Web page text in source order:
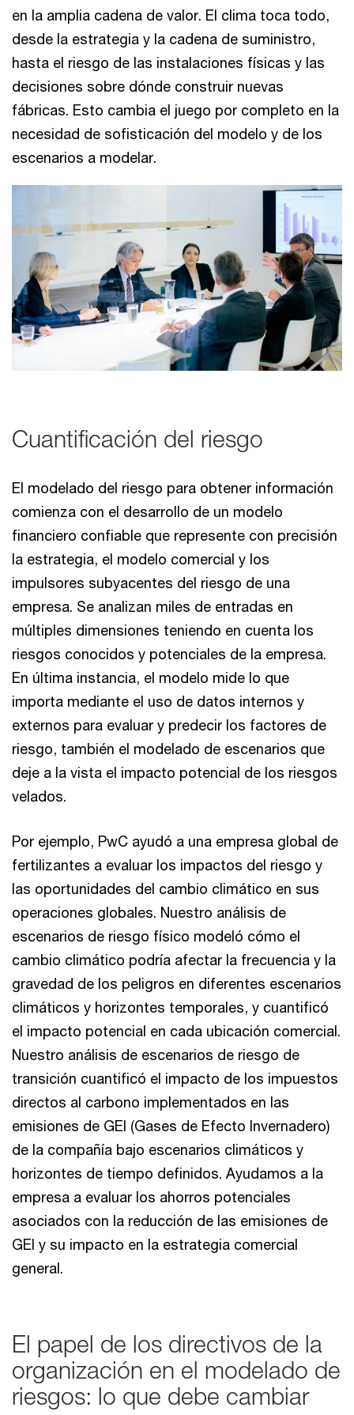
en la amplia cadena de valor. El clima toca todo,
desde la estrategia y la cadena de suministro,
hasta el riesgo de las instalaciones físicas y las
decisiones sobre dónde construir nuevas
fábricas. Esto cambia el juego por completo en la
necesidad de sofisticación del modelo y de los
escenarios a modelar.
Cuantificación del riesgo
El modelado del riesgo para obtener información
comienza con el desarrollo de un modelo
financiero confiable que represente con precisión
la estrategia, el modelo comercial y los
impulsores subyacentes del riesgo de una
empresa. Se analizan miles de entradas en
múltiples dimensiones teniendo en cuenta los
riesgos conocidos y potenciales de la empresa.
En última instancia, el modelo mide lo que
importa mediante el uso de datos internos y
externos para evaluar y predecir los factores de
riesgo, también el modelado de escenarios que
deje a la vista el impacto potencial de los riesgos
velados.
Por ejemplo, PwC ayudó a una empresa global de
fertilizantes a evaluar los impactos del riesgo y
las oportunidades del cambio climático en sus
operaciones globales. Nuestro análisis de
escenarios de riesgo físico modeló cómo el
cambio climático podría afectar la frecuencia y la
gravedad de los peligros en diferentes escenarios
climáticos y horizontes temporales, y cuantificó
el impacto potencial en cada ubicación comercial.
Nuestro análisis de escenarios de riesgo de
transición cuantificó el impacto de los impuestos
directos al carbono implementados en las
emisiones de GEI (Gases de Efecto Invernadero)
de la compañía bajo escenarios climáticos y
horizontes de tiempo definidos. Ayudamos a la
empresa a evaluar los ahorros potenciales
asociados con la reducción de las emisiones de
GEI y su impacto en la estrategia comercial
general.
El papel de los directivos de la
organización en el modelado de
riesgos: lo que debe cambiar